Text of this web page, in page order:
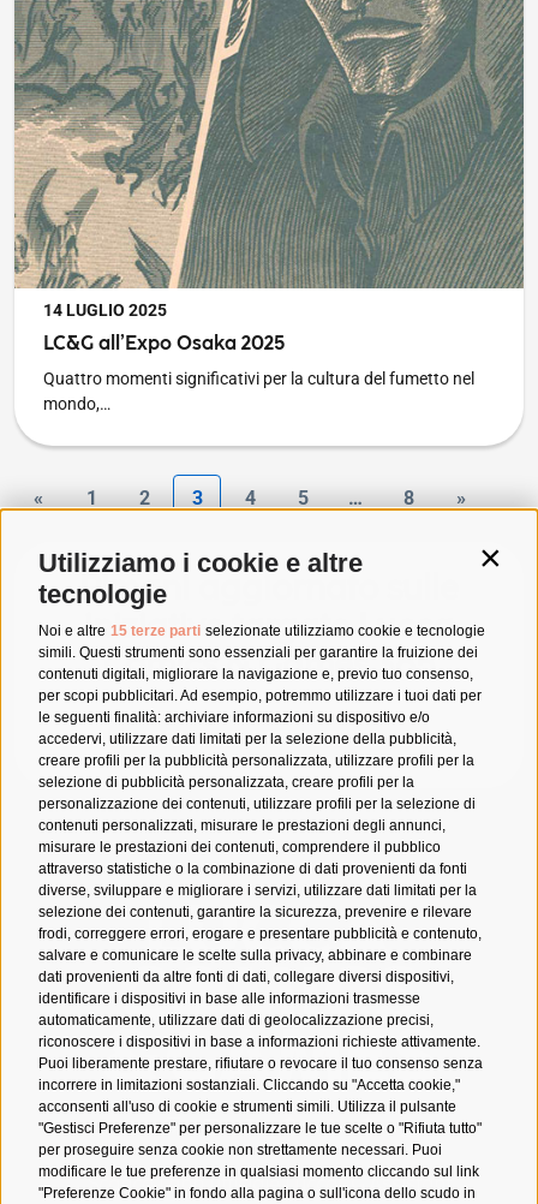
Utilizziamo i cookie e altre
tecnologie
Noi e altre 15 terze parti selezionate utilizziamo cookie e tecnologie
simili. Questi strumenti sono essenziali per garantire la fruizione dei
contenuti digitali, migliorare la navigazione e, previo tuo consenso,
per scopi pubblicitari. Ad esempio, potremmo utilizzare i tuoi dati per
le seguenti finalità: archiviare informazioni su dispositivo e/o
accedervi, utilizzare dati limitati per la selezione della pubblicità,
creare profili per la pubblicità personalizzata, utilizzare profili per la
selezione di pubblicità personalizzata, creare profili per la
personalizzazione dei contenuti, utilizzare profili per la selezione di
contenuti personalizzati, misurare le prestazioni degli annunci,
misurare le prestazioni dei contenuti, comprendere il pubblico
attraverso statistiche o la combinazione di dati provenienti da fonti
diverse, sviluppare e migliorare i servizi, utilizzare dati limitati per la
selezione dei contenuti, garantire la sicurezza, prevenire e rilevare
frodi, correggere errori, erogare e presentare pubblicità e contenuto,
salvare e comunicare le scelte sulla privacy, abbinare e combinare
dati provenienti da altre fonti di dati, collegare diversi dispositivi,
identificare i dispositivi in base alle informazioni trasmesse
automaticamente, utilizzare dati di geolocalizzazione precisi,
riconoscere i dispositivi in base a informazioni richieste attivamente.
Puoi liberamente prestare, rifiutare o revocare il tuo consenso senza
incorrere in limitazioni sostanziali. Cliccando su "Accetta cookie,"
acconsenti all'uso di cookie e strumenti simili. Utilizza il pulsante
"Gestisci Preferenze" per personalizzare le tue scelte o "Rifiuta tutto"
per proseguire senza cookie non strettamente necessari. Puoi
modificare le tue preferenze in qualsiasi momento cliccando sul link
"Preferenze Cookie" in fondo alla pagina o sull'icona dello scudo in
PUBBLICATO IL
14 LUGLIO 2025
LC&G all’Expo Osaka 2025
Quattro momenti significativi per la cultura del fumetto nel
mondo,…
« 1 2 3 4 5 … 8 »
Rimani aggiornato sulle
iniziative targate Lucca
Comics & Games 365
ISCRIVITI ALLA NEWSLETTER
YouTube
Twitch
X InstagramFacebook
TiktokSpotifyNewsletter
Scarica l'app ufficiale LuccaCG Assistant